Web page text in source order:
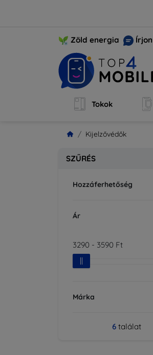
Zöld energia
Tokok
Kijelzővédők
SZŰRÉS
Hozzáferhetőség
Ár
3290 - 3590 Ft
Márka
6találat